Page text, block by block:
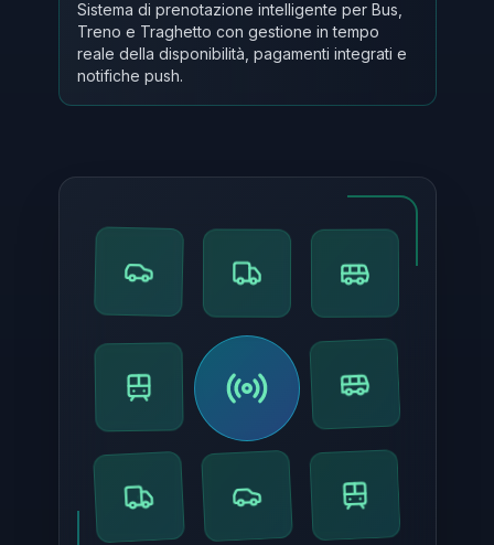
Sistema di prenotazione intelligente per Bus,
Treno e Traghetto con gestione in tempo
reale della disponibilità, pagamenti integrati e
notifiche push.